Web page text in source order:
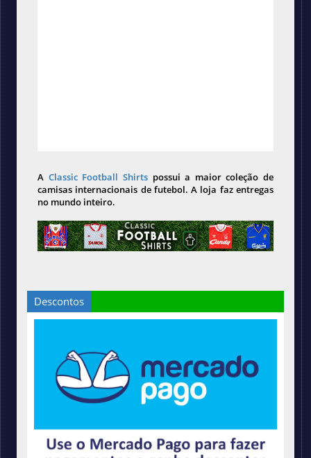
A Classic Football Shirts possui a maior coleção de
camisas internacionais de futebol. A loja faz entregas
no mundo inteiro.
Descontos